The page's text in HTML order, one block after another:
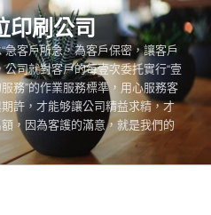
印刷公司
客戶所急，為客戶保密，讓客戶
司就對客戶的每壹次委托實行“壹
務”的作業服務標準，用心服務客
許，才能够讓公司精益求精，才
，因為客護的滿意，就是我們的